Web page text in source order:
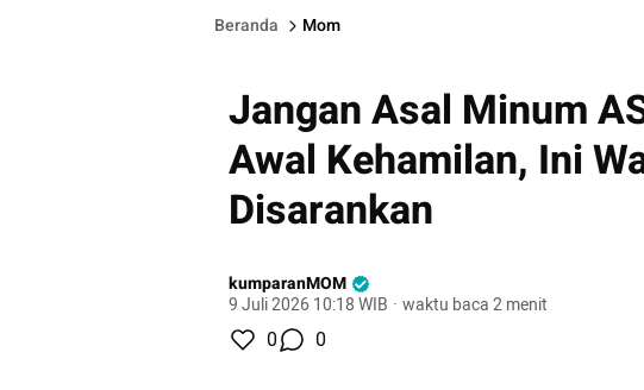
Beranda Mom
Jangan Asal Minum
Awal Kehamilan, Ini
Disarankan
kumparanMOM
9 Juli 2026 10:18 WIB · waktu baca 2 menit
0 0